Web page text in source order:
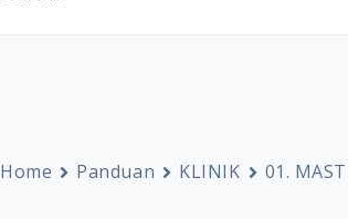
Home Panduan KLINIK 01.